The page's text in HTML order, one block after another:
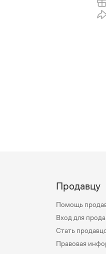
Продавцу
Помощь
Вход для
Стать
Правовая